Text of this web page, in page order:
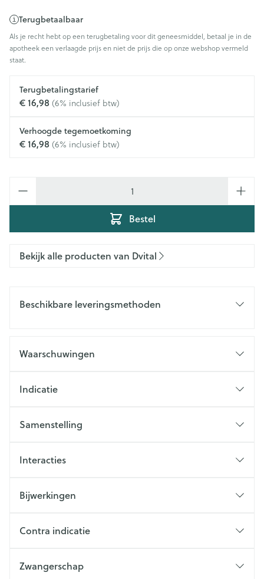
Terugbetaalbaar
Als je recht hebt op een terugbetaling voor dit geneesmiddel, betaal je in de
apotheek een verlaagde prijs en niet de prijs die op onze webshop vermeld
staat.
Terugbetalingstarief
€ 16,98 (6% inclusief btw)
Verhoogde tegemoetkoming
€ 16,98 (6% inclusief btw)
Bestel
Bekijk alle producten van Dvital
Beschikbare leveringsmethoden
Waarschuwingen
Indicatie
Samenstelling
Interacties
Bijwerkingen
Contra indicatie
Zwangerschap